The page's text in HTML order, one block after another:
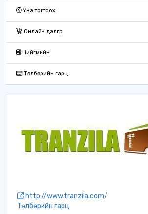
Үнэ тогтоох
Онлайн дэлгүүр
Нийгмийн
Төлбөрийн гарц
http://www.tranzila.com/
Төлбөрийн гарц